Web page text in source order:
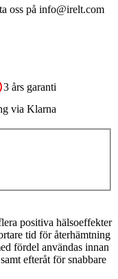
oss på info@irelt.com
3 års garanti
via Klarna
positiva hälsoeffekter
tid för återhämtning
fördel användas innan
efteråt för snabbare